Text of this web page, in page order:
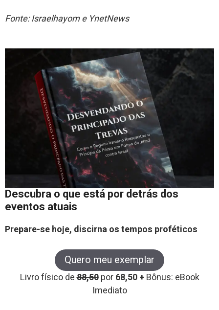
Fonte: Israelhayom e YnetNews
Descubra o que está por detrás dos
eventos atuais
Prepare-se hoje, discirna os tempos proféticos
Quero meu exemplar
Livro físico de88,50 por68,50 +Bônus: eBook
Imediato